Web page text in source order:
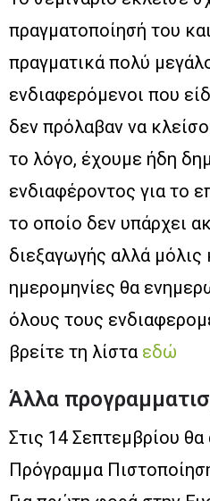
πραγματοποίησή του
πραγματικά πολύ
ενδιαφερόμενοι που
δεν πρόλαβαν να
το λόγο, έχουμε ήδη
ενδιαφέροντος για το
το οποίο δεν υπάρχει
διεξαγωγής αλλά
ημερομηνίες θα
όλους τους
βρείτε τη λίστα εδώ
Άλλα
Στις 14 Σεπτεμβρίου
Πρόγραμμα